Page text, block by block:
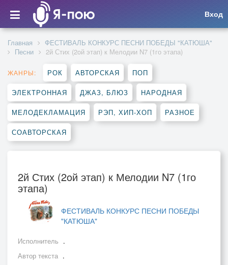
Вход
Главная
ФЕСТИВАЛЬ КОНКУРС ПЕСНИ ПОБЕДЫ "КАТЮША"
Песни
2й Стих (2oй этап) к Мелодии N7 (1го этапа)
ЖАНРЫ: РОК АВТОРСКАЯ ПОП
ЭЛЕКТРОННАЯ ДЖАЗ, БЛЮЗ НАРОДНАЯ
МЕЛОДЕКЛАМАЦИЯ РЭП, ХИП-ХОП РАЗНОЕ
СОАВТОРСКАЯ
2й Стих (2oй этап) к Мелодии N7 (1го
этапа)
ФЕСТИВАЛЬ КОНКУРС ПЕСНИ ПОБЕДЫ
"КАТЮША"
Исполнитель .
Автор текста .